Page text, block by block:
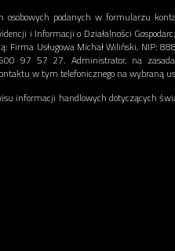
podanych w formularzu
i Informacji o Działalności
Firma Usługowa Michał Wiliński, NIP:
97 57 27. Administrator, na
w tym telefonicznego na wybraną
informacji handlowych dotyczących